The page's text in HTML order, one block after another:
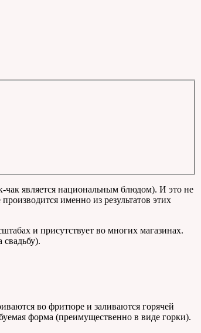
чак является национальным блюдом). И это не
именно из результатов этих
и присутствует во многих магазинах.
во фритюре и заливаются горячей
форма (преимущественно в виде горки).